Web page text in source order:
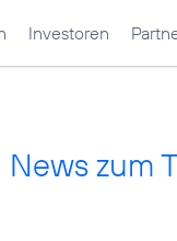
Investoren
zum